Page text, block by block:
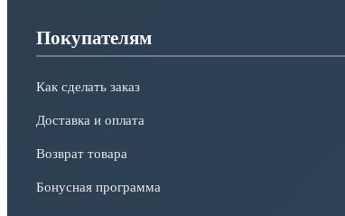
Покупателям
Как сделать заказ
Доставка и оплата
Возврат товара
Бонусная программа